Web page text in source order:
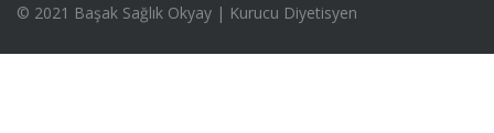
© 2021 Başak Sağlık Okyay | Kurucu Diyetisyen